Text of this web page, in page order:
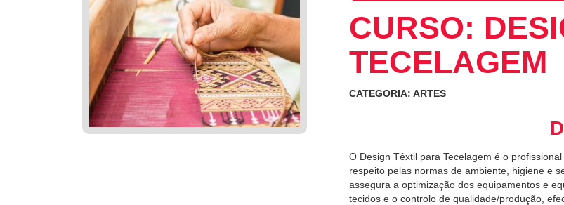
CURSO:
TECELAGEM
CATEGORIA: ARTES
O Design Têxtil para Tecelagem é o
respeito pelas normas de ambiente, higiene e
assegura a optimização dos equipamentos e
tecidos e o controlo de qualidade/produção,